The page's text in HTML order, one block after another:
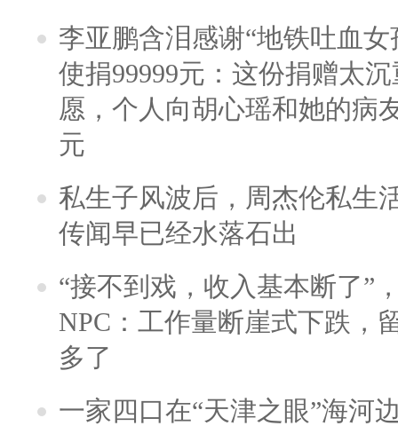
李亚鹏含泪感谢“地铁吐血
使捐99999元：这份捐赠太
愿，个人向胡心瑶和她的病
元
私生子风波后，周杰伦私生
传闻早已经水落石出
“接不到戏，收入基本断了”
NPC：工作量断崖式下跌，
多了
一家四口在“天津之眼”海河